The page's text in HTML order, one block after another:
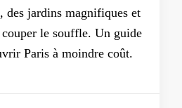
des jardins magnifiques et
le souffle. Un guide
Paris à moindre coût.